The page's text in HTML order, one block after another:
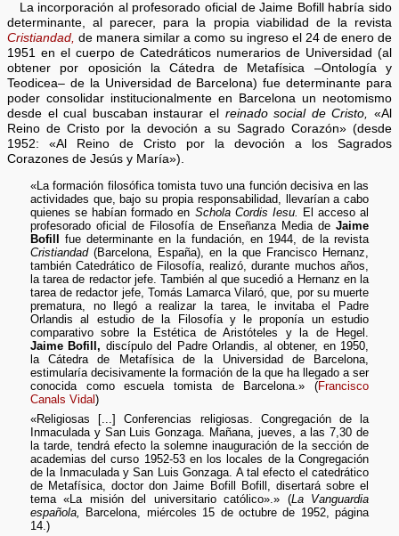
La incorporación al profesorado oficial de Jaime Bofill habría sido
determinante, al parecer, para la propia viabilidad de la revista
Cristiandad, de manera similar a como su ingreso el 24 de enero de
1951 en el cuerpo de Catedráticos numerarios de Universidad (al
obtener por oposición la Cátedra de Metafísica –Ontología y
Teodicea– de la Universidad de Barcelona) fue determinante para
poder consolidar institucionalmente en Barcelona un neotomismo
desde el cual buscaban instaurar el reinado social de Cristo, «Al
Reino de Cristo por la devoción a su Sagrado Corazón» (desde
1952: «Al Reino de Cristo por la devoción a los Sagrados
Corazones de Jesús y María»).
«La formación filosófica tomista tuvo una función decisiva en las
actividades que, bajo su propia responsabilidad, llevarían a cabo
quienes se habían formado en Schola Cordis Iesu. El acceso al
profesorado oficial de Filosofía de Enseñanza Media deJaime
Bofill
fue determinante en la fundación, en 1944, de la revista
Cristiandad(Barcelona, España), en la que Francisco Hernanz,
también Catedrático de Filosofía, realizó, durante muchos años,
la tarea de redactor jefe. También al que sucedió a Hernanz en la
tarea de redactor jefe, Tomás Lamarca Vilaró, que, por su muerte
prematura, no llegó a realizar la tarea, le invitaba el Padre
Orlandis al estudio de la Filosofía y le proponía un estudio
comparativo sobre la Estética de Aristóteles y la de Hegel.
Jaime Bofill, discípulo del Padre Orlandis, al obtener, en 1950,
la Cátedra de Metafísica de la Universidad de Barcelona,
estimularía decisivamente la formación de la que ha llegado a ser
conocida como escuela tomista de Barcelona.» (Francisco
Canals Vidal)
«Religiosas [...] Conferencias religiosas. Congregación de la
Inmaculada y San Luis Gonzaga. Mañana, jueves, a las 7,30 de
la tarde, tendrá efecto la solemne inauguración de la sección de
academias del curso 1952-53 en los locales de la Congregación
de la Inmaculada y San Luis Gonzaga. A tal efecto el catedrático
de Metafísica, doctor don Jaime Bofill Bofill, disertará sobre el
tema «La misión del universitario católico».» (La Vanguardia
española,
Barcelona, miércoles 15 de octubre de 1952, página
14.)